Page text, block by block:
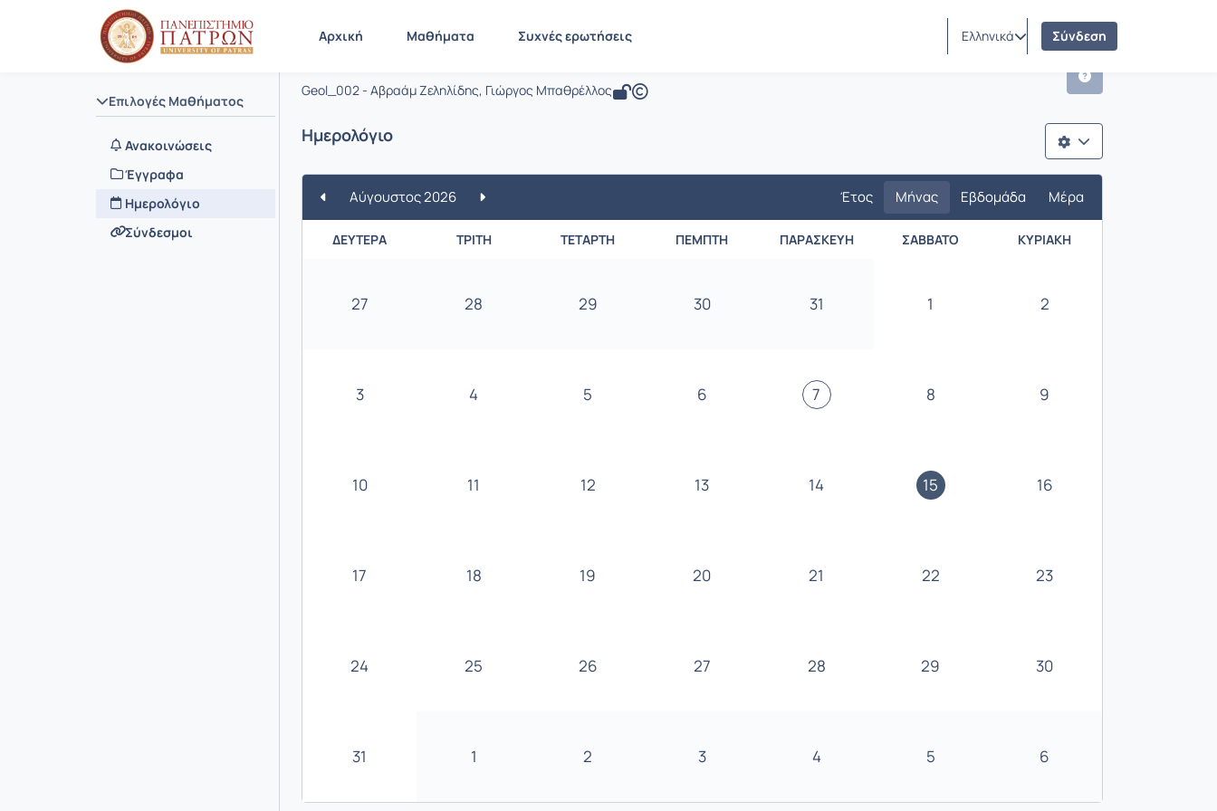
Αρχική Μαθήματα Συχνές ερωτήσεις Ελληνικά Σύνδεση
Επιλογές Μαθήματος
Ανακοινώσεις
Έγγραφα
Ημερολόγιο
Σύνδεσμοι
Μάθημα : Πλανήτης Γη
Κωδικός : GEO390
Geol_002 - Αβραάμ Ζεληλίδης, Γιώργος Μπαθρέλλος
Ημερολόγιο
Αύγουστος 2026 Έτος Μήνας Εβδομάδα Μέρα
ΔΕΥΤΈΡΑ ΤΡΊΤΗ ΤΕΤΆΡΤΗ ΠΈΜΠΤΗ ΠΑΡΑΣΚΕΥΉ ΣΆΒΒΑΤΟ ΚΥΡΙΑΚΉ
27 28 29 30 31 1 2
3 4 5 6 7 8 9
10 11 12 13 14 15 16
17 18 19 20 21 22 23
24 25 26 27 28 29 30
31 1 2 3 4 5 6